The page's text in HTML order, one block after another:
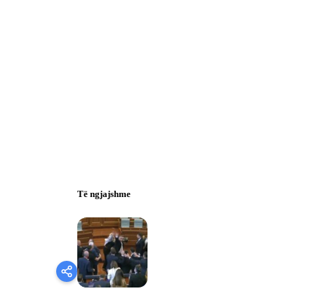
Të ngjajshme